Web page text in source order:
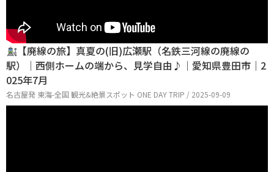
【廃線の旅】真夏の(旧)広瀬駅（名鉄三河線の廃線の
駅）｜西側ホームの端から、見学自由♪｜愛知県豊田市｜2
025年7月
名古屋発 東海-全国 観光&絶景スポット ONE DAY TRIP / 2025-09-09